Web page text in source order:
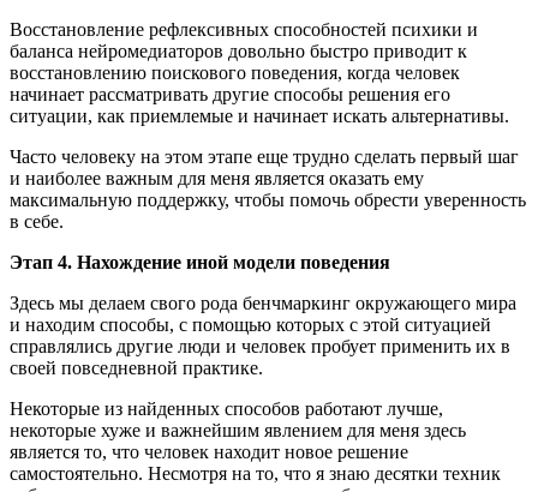
Восстановление рефлексивных способностей психики и
баланса нейромедиаторов довольно быстро приводит к
восстановлению поискового поведения, когда человек
начинает рассматривать другие способы решения его
ситуации, как приемлемые и начинает искать альтернативы.
Часто человеку на этом этапе еще трудно сделать первый шаг
и наиболее важным для меня является оказать ему
максимальную поддержку, чтобы помочь обрести уверенность
в себе.
Этап 4. Нахождение иной модели поведения
Здесь мы делаем свого рода бенчмаркинг окружающего мира
и находим способы, с помощью которых с этой ситуацией
справлялись другие люди и человек пробует применить их в
своей повседневной практике.
Некоторые из найденных способов работают лучше,
некоторые хуже и важнейшим явлением для меня здесь
является то, что человек находит новое решение
самостоятельно. Несмотря на то, что я знаю десятки техник